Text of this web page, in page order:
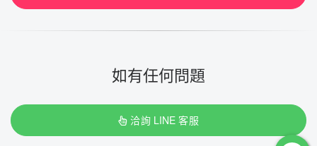
如有任何問題
洽詢 LINE 客服